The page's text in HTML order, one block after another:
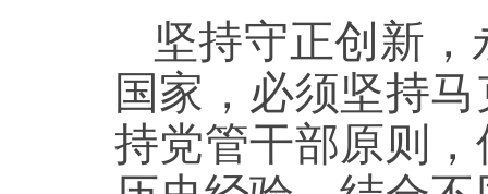
坚持守正创新
国家，必须坚持
持党管干部原则